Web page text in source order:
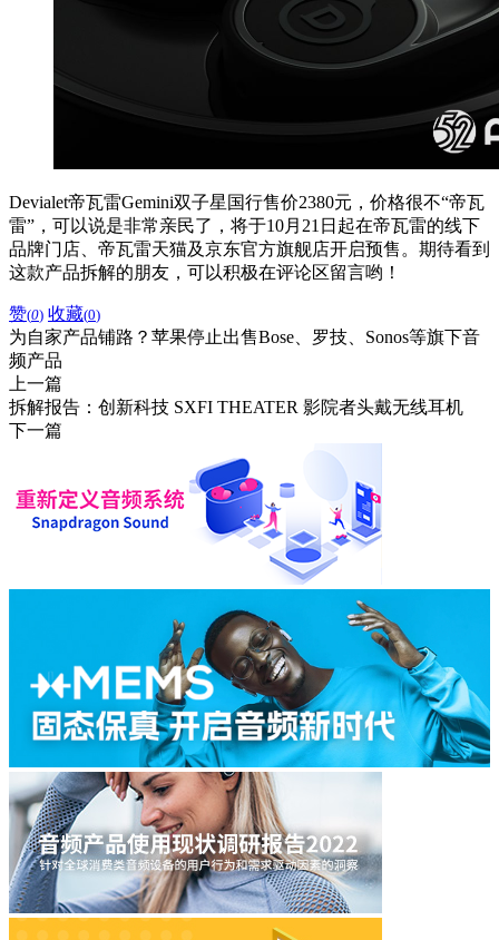
Devialet帝瓦雷Gemini双子星国行售价2380元，价格很不“帝瓦
雷”，可以说是非常亲民了，将于10月21日起在帝瓦雷的线下
品牌门店、帝瓦雷天猫及京东官方旗舰店开启预售。期待看到
这款产品拆解的朋友，可以积极在评论区留言哟！
赞(0) 收藏(0)
为自家产品铺路？苹果停止出售Bose、罗技、Sonos等旗下音
频产品
上一篇
拆解报告：创新科技 SXFI THEATER 影院者头戴无线耳机
下一篇